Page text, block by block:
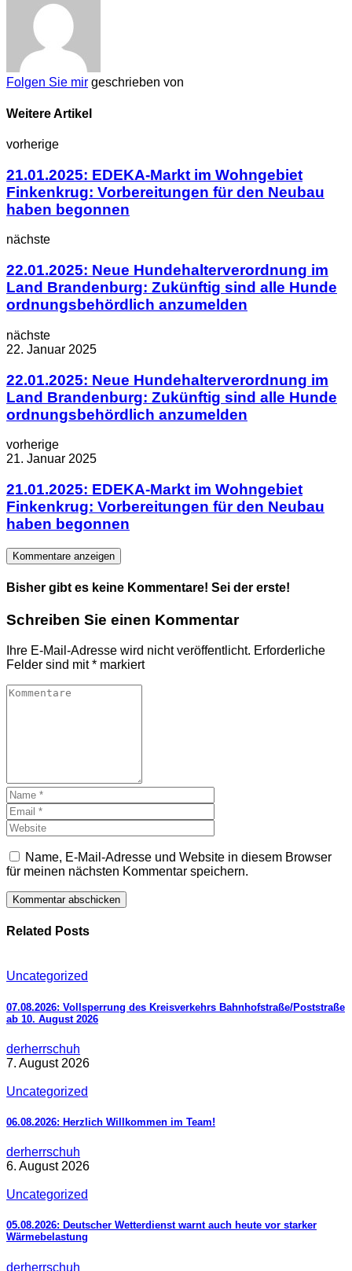
Folgen Sie mir geschrieben von
Weitere Artikel
vorherige
21.01.2025: EDEKA-Markt im Wohngebiet
Finkenkrug: Vorbereitungen für den Neubau
haben begonnen
nächste
22.01.2025: Neue Hundehalterverordnung im
Land Brandenburg: Zukünftig sind alle Hunde
ordnungsbehördlich anzumelden
nächste
22. Januar 2025
22.01.2025: Neue Hundehalterverordnung im
Land Brandenburg: Zukünftig sind alle Hunde
ordnungsbehördlich anzumelden
vorherige
21. Januar 2025
21.01.2025: EDEKA-Markt im Wohngebiet
Finkenkrug: Vorbereitungen für den Neubau
haben begonnen
Kommentare anzeigen
Bisher gibt es keine Kommentare! Sei der erste!
Schreiben Sie einen Kommentar
Ihre E-Mail-Adresse wird nicht veröffentlicht. Erforderliche
Felder sind mit* markiert
Name, E-Mail-Adresse und Website in diesem Browser
für meinen nächsten Kommentar speichern.
Related Posts
Uncategorized
07.08.2026: Vollsperrung des Kreisverkehrs Bahnhofstraße/Poststraße
ab 10. August 2026
derherrschuh
7. August 2026
Uncategorized
06.08.2026: Herzlich Willkommen im Team!
derherrschuh
6. August 2026
Uncategorized
05.08.2026: Deutscher Wetterdienst warnt auch heute vor starker
Wärmebelastung
derherrschuh